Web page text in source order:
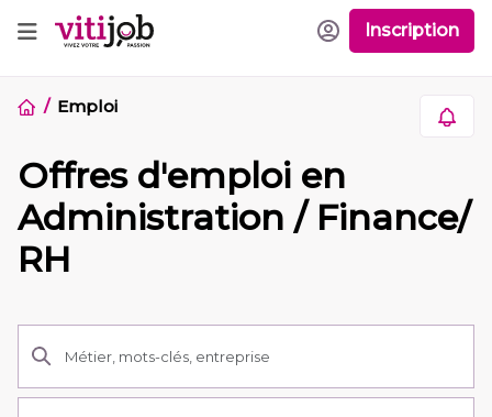
Inscription
Emploi
Offres d'emploi en
Administration / Finance/
RH